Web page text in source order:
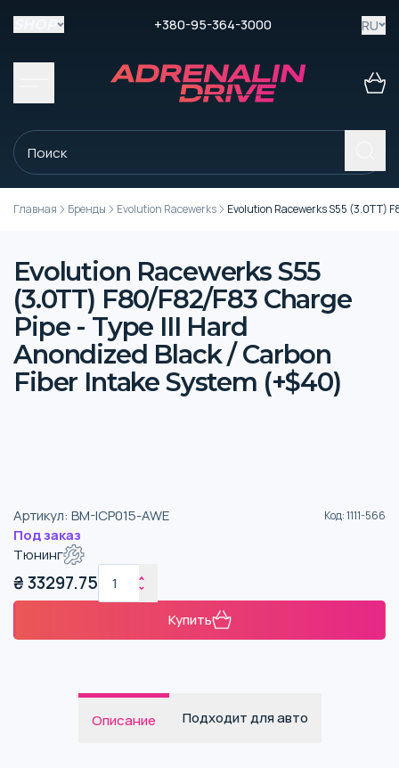
+380-95-364-3000 RU
Главная Бренды Evolution Racewerks Evolution Racewerks S55 (3.0TT)
Evolution Racewerks S55
(3.0TT) F80/F82/F83 Charge
Pipe - Type III Hard
Anondized Black / Carbon
Fiber Intake System (+$40)
Артикул: BM-ICP015-AWE Код:1111-566
Под заказ
Тюнинг
₴33297.75
Купить
Описание Подходит для авто